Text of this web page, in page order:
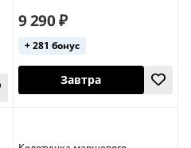
9 290 ₽
+ 281 бонус